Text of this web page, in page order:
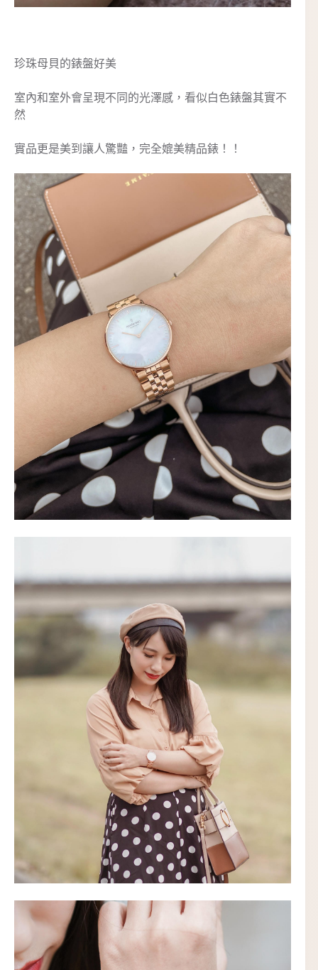
珍珠母貝的錶盤好美
室內和室外會呈現不同的光澤感，看似白色錶盤其實不
然
實品更是美到讓人驚豔，完全媲美精品錶！！